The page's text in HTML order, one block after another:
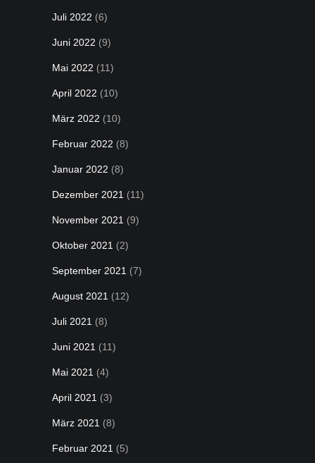
Juli 2022 (6)
Juni 2022 (9)
Mai 2022 (11)
April 2022 (10)
März 2022 (10)
Februar 2022 (8)
Januar 2022 (8)
Dezember 2021 (11)
November 2021 (9)
Oktober 2021 (2)
September 2021 (7)
August 2021 (12)
Juli 2021 (8)
Juni 2021 (11)
Mai 2021 (4)
April 2021 (3)
März 2021 (8)
Februar 2021 (5)